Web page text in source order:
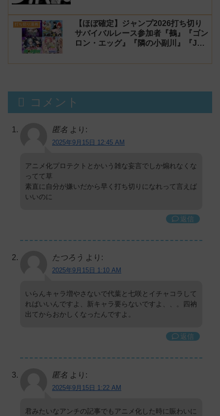
打ち切り漫画
【ほぼ確定】ジャンプ2026打ち切り
サバイバルレース参加者『鵺』『ゴン
ロン・エッグ』『隣の小副川』『JK
コメント
匿名 より:
2025年9月15日 12:45 AM
アニメ化プロテクトとかいう雑な妄言でしか煽れなくな
ってて草
素直に自分が嫌いだから早く打ち切りになれって言えば
いいのに
返信
たつろう より:
2025年9月15日 1:10 AM
いらんキャラ増やさないで代葉と七咲とイチャコラして
ればいいんですよ、新キャラ要らないですよ、、。四衲
出てからおかしくなったんですよ。
返信
匿名 より:
2025年9月15日 1:22 AM
君みたいなアンチの記事でもアニメ化した時に賑わいに